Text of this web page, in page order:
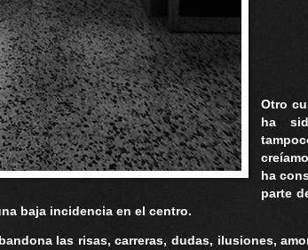
Otro
ha
ha
parte
baja incidencia en el centro.
las risas, carreras, dudas, ilusiones,